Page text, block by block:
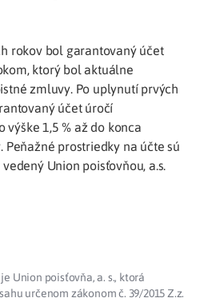
rokov bol garantovaný účet
ktorý bol aktuálne
zmluvy. Po uplynutí prvých
účet úročí
1,5 % až do konca
prostriedky na účte sú
Union poisťovňou, a.s.
Union poisťovňa, a. s., ktorá
určenom zákonom č. 39/2015 Z.z.